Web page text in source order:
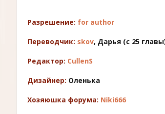
Разрешение: for author
Переводчик: skov, Дарья (с 25
Редактор: CullenS
Дизайнер: Оленька
Хозяюшка форума: Niki666